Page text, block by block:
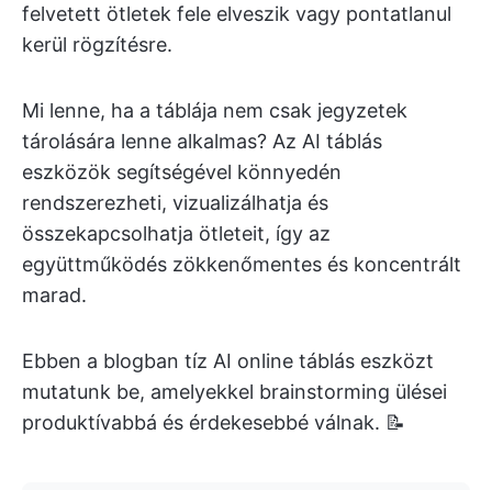
felvetett ötletek fele elveszik vagy pontatlanul
kerül rögzítésre.
Mi lenne, ha a táblája nem csak jegyzetek
tárolására lenne alkalmas? Az AI táblás
eszközök segítségével könnyedén
rendszerezheti, vizualizálhatja és
összekapcsolhatja ötleteit, így az
együttműködés zökkenőmentes és koncentrált
marad.
Ebben a blogban tíz AI online táblás eszközt
mutatunk be, amelyekkel brainstorming ülései
produktívabbá és érdekesebbé válnak. 📝